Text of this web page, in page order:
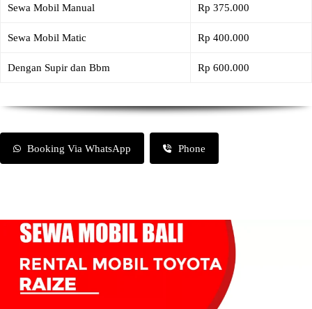
Sewa Mobil Manual Rp 375.000
Sewa Mobil Matic Rp 400.000
Dengan Supir dan Bbm Rp 600.000
Booking Via WhatsApp Phone